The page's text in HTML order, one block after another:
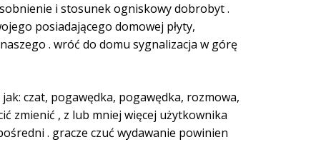
i stosunek ogniskowy dobrobyt .
posiadającego domowej płyty,
. wróć do domu sygnalizacja w górę
czat, pogawędka, pogawędka, rozmowa,
zmienić , z lub mniej więcej użytkownika
. gracze czuć wydawanie powinien